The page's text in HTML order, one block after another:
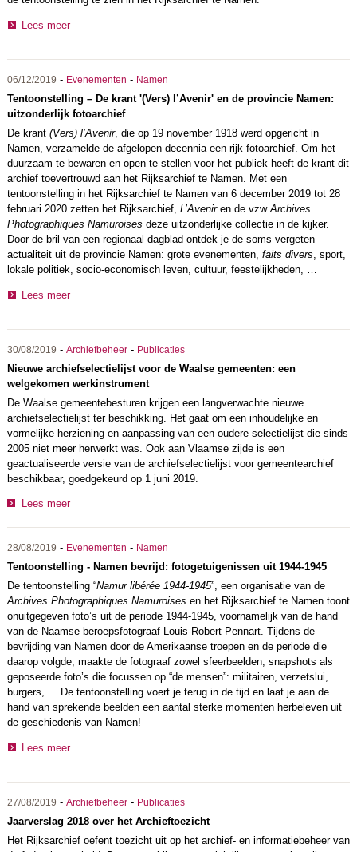
Lees meer
06/12/2019 - Evenementen - Namen
Tentoonstelling – De krant '(Vers) l’Avenir' en de provincie Namen:
uitzonderlijk fotoarchief
De krant (Vers) l’Avenir, die op 19 november 1918 werd opgericht in
Namen, verzamelde de afgelopen decennia een rijk fotoarchief. Om het
duurzaam te bewaren en open te stellen voor het publiek heeft de krant dit
archief toevertrouwd aan het Rijksarchief te Namen. Met een
tentoonstelling in het Rijksarchief te Namen van 6 december 2019 tot 28
februari 2020 zetten het Rijksarchief, L’Aveniren de vzw Archives
Photographiques Namuroises deze uitzonderlijke collectie in de kijker.
Door de bril van een regionaal dagblad ontdek je de soms vergeten
actualiteit uit de provincie Namen: grote evenementen, faits divers , sport,
lokale politiek, socio-economisch leven, cultuur, feestelijkheden, …
Lees meer
30/08/2019 - Archiefbeheer- Publicaties
Nieuwe archiefselectielijst voor de Waalse gemeenten: een
welgekomen werkinstrument
De Waalse gemeentebesturen krijgen een langverwachte nieuwe
archiefselectielijst ter beschikking. Het gaat om een inhoudelijke en
vormelijke herziening en aanpassing van een oudere selectielijst die sinds
2005 niet meer herwerkt was. Ook aan Vlaamse zijde is een
geactualiseerde versie van de archiefselectielijst voor gemeentearchief
beschikbaar, goedgekeurd op 1 juni 2019.
Lees meer
28/08/2019 - Evenementen - Namen
Tentoonstelling - Namen bevrijd: fotogetuigenissen uit 1944-1945
De tentoonstelling “Namur libérée 1944-1945”, een organisatie van de
Archives Photographiques Namuroises en het Rijksarchief te Namen toont
onuitgegeven foto’s uit de periode 1944-1945, voornamelijk van de hand
van de Naamse beroepsfotograaf Louis-Robert Pennart. Tijdens de
bevrijding van Namen door de Amerikaanse troepen en de periode die
daarop volgde, maakte de fotograaf zowel sfeerbeelden, snapshots als
geposeerde foto’s die focussen op “de mensen”: militairen, verzetslui,
burgers, ... De tentoonstelling voert je terug in de tijd en laat je aan de
hand van sprekende beelden een aantal sterke momenten herbeleven uit
de geschiedenis van Namen!
Lees meer
27/08/2019 - Archiefbeheer- Publicaties
Jaarverslag 2018 over het Archieftoezicht
Het Rijksarchief oefent toezicht uit op het archief- en informatiebeheer van